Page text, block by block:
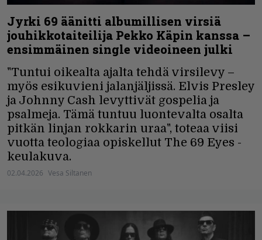
Jyrki 69 äänitti albumillisen virsiä
jouhikkotaiteilija Pekko Käpin kanssa –
ensimmäinen single videoineen julki
"Tuntui oikealta ajalta tehdä virsilevy –
myös esikuvieni jalanjäljissä. Elvis Presley
ja Johnny Cash levyttivät gospelia ja
psalmeja. Tämä tuntuu luontevalta osalta
pitkän linjan rokkarin uraa", toteaa viisi
vuotta teologiaa opiskellut The 69 Eyes -
keulakuva.
02.04.2026 Vesa Siltanen